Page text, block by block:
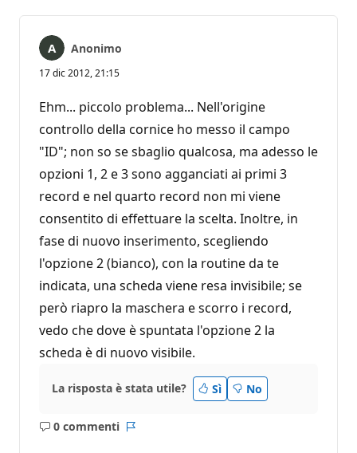
Anonimo
17 dic 2012, 21:15
Ehm... piccolo problema... Nell'origine
controllo della cornice ho messo il campo
"ID"; non so se sbaglio qualcosa, ma adesso le
opzioni 1, 2 e 3 sono agganciati ai primi 3
record e nel quarto record non mi viene
consentito di effettuare la scelta. Inoltre, in
fase di nuovo inserimento, scegliendo
l'opzione 2 (bianco), con la routine da te
indicata, una scheda viene resa invisibile; se
però riapro la maschera e scorro i record,
vedo che dove è spuntata l'opzione 2 la
scheda è di nuovo visibile.
La risposta è stata utile? Sì No
0 commenti
Nessun